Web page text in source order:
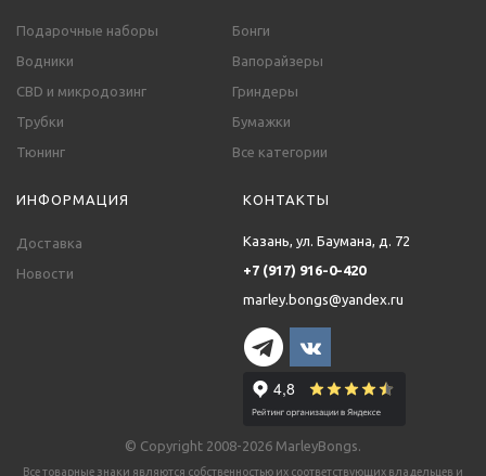
Подарочные наборы
Бонги
Водники
Вапорайзеры
CBD и микродозинг
Гриндеры
Трубки
Бумажки
Тюнинг
Все категории
ИНФОРМАЦИЯ
Доставка
Новости
КОНТАКТЫ
Казань, ул. Баумана, д. 72
+7 (917) 916-0-420
marley.bongs@yandex.ru
© Copyright 2008-2026 MarleyBongs.
Все товарные знаки являются собственностью их соответствующих владельцев и